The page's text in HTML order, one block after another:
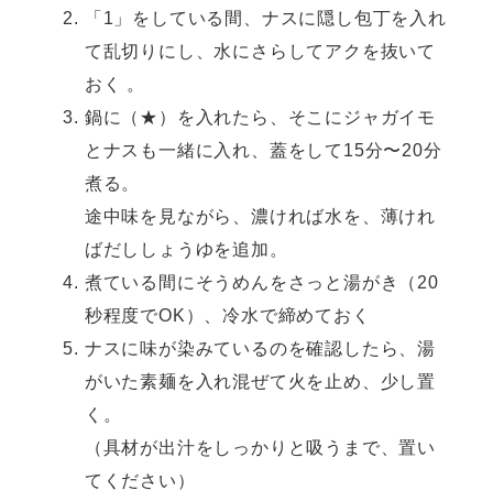
「1」をしている間、ナスに隠し包丁を入れ
て乱切りにし、水にさらしてアクを抜いて
おく 。
鍋に（★）を入れたら、そこにジャガイモ
とナスも一緒に入れ、蓋をして15分〜20分
煮る。
途中味を見ながら、濃ければ水を、薄けれ
ばだししょうゆを追加。
煮ている間にそうめんをさっと湯がき（20
秒程度でOK）、冷水で締めておく
ナスに味が染みているのを確認したら、湯
がいた素麺を入れ混ぜて火を止め、少し置
く。
（具材が出汁をしっかりと吸うまで、置い
てください）